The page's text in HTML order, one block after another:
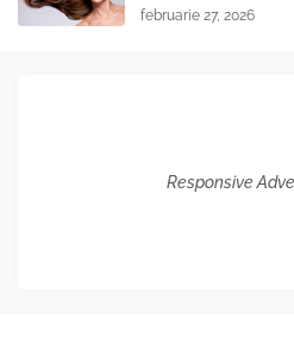
februarie 27, 2026
Responsive